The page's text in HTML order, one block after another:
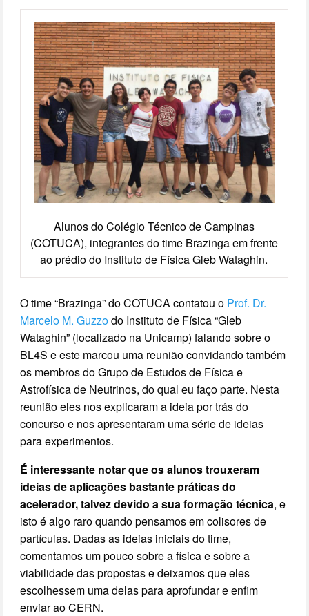
Alunos do Colégio Técnico de Campinas
(COTUCA), integrantes do time Brazinga em frente
ao prédio do Instituto de Física Gleb Wataghin.
O time “Brazinga” do COTUCA contatou o Prof. Dr.
Marcelo M. Guzzodo Instituto de Física “Gleb
Wataghin” (localizado na Unicamp) falando sobre o
BL4S e este marcou uma reunião convidando também
os membros do Grupo de Estudos de Física e
Astrofísica de Neutrinos, do qual eu faço parte. Nesta
reunião eles nos explicaram a ideia por trás do
concurso e nos apresentaram uma série de ideias
para experimentos.
É interessante notar que os alunos trouxeram
ideias de aplicações bastante práticas do
acelerador, talvez devido a sua formação técnica, e
isto é algo raro quando pensamos em colisores de
partículas. Dadas as ideias iniciais do time,
comentamos um pouco sobre a física e sobre a
viabilidade das propostas e deixamos que eles
escolhessem uma delas para aprofundar e enfim
enviar ao CERN.